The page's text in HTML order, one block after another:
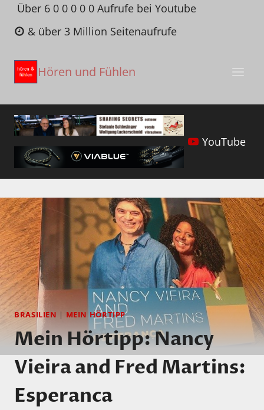
Zum
Inhalt
springen
Über 6 0 0 0 0 0 Aufrufe bei Youtube
& über 3 Million Seitenaufrufe
Hören und Fühlen
YouTube
BRASILIEN | MEIN HÖRTIPP
Mein Hörtipp: Nancy
Vieira and Fred Martins:
Esperanca